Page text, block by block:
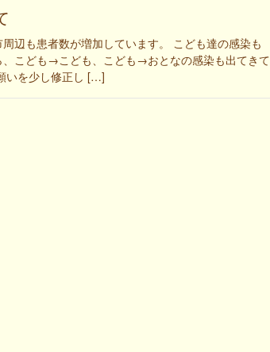
辺も患者数が増加しています。 こども達の感染も
こども→こども、こども→おとなの感染も出てきて
いを少し修正し […]